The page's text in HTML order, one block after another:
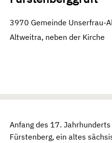
3970 Gemeinde Unserfrau-
Altweitra, neben der Kirche
Anfang des 17.
Fürstenberg, ein altes